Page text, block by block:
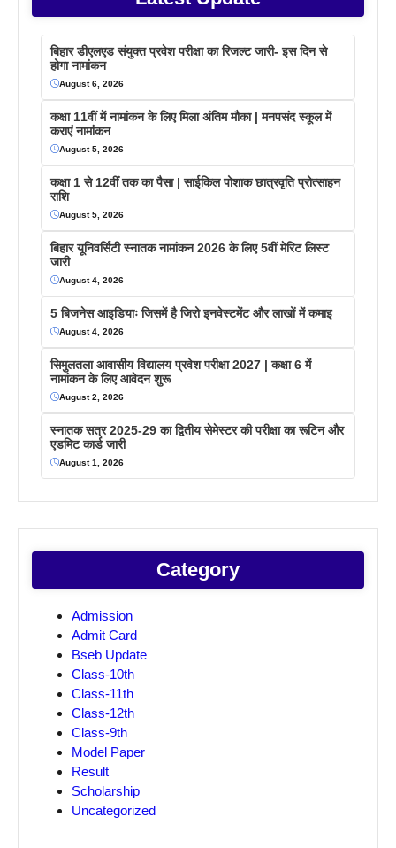
बिहार डीएलएड संयुक्त प्रवेश परीक्षा का रिजल्ट जारी- इस दिन से
होगा नामांकन
August 6, 2026
कक्षा 11वीं में नामांकन के लिए मिला अंतिम मौका | मनपसंद स्कूल में
कराएं नामांकन
August 5, 2026
कक्षा 1 से 12वीं तक का पैसा | साईकिल पोशाक छात्रवृति प्रोत्साहन
राशि
August 5, 2026
बिहार यूनिवर्सिटी स्नातक नामांकन 2026 के लिए 5वीं मेरिट लिस्ट
जारी
August 4, 2026
5 बिजनेस आइडियाः जिसमें है जिरो इनवेस्टमेंट और लाखों में कमाइ
August 4, 2026
सिमुलतला आवासीय विद्यालय प्रवेश परीक्षा 2027 | कक्षा 6 में
नामांकन के लिए आवेदन शुरू
August 2, 2026
स्नातक सत्र 2025-29 का द्वितीय सेमेस्टर की परीक्षा का रूटिन और
एडमिट कार्ड जारी
August 1, 2026
Category
Admission
Admit Card
Bseb Update
Class-10th
Class-11th
Class-12th
Class-9th
Model Paper
Result
Scholarship
Uncategorized